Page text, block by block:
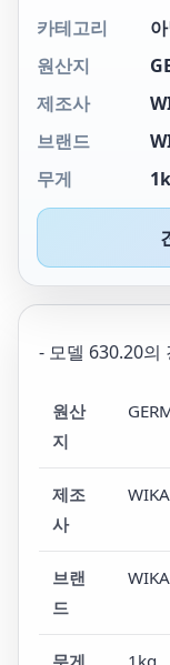
카테고리
원산지
제조사
브랜드
무게
- 모델 630.20의
원산
지
제조
사
WIKA
브랜
드
WIKA
무게 1kg